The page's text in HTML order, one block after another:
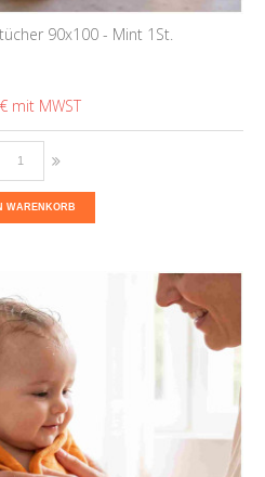
90x100 - Mint 1St.
WARENKORB